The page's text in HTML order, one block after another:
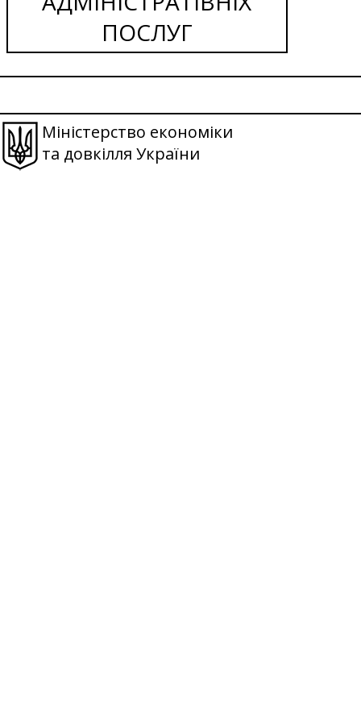
ПОСЛУГ
Міністерство економіки
та довкілля України